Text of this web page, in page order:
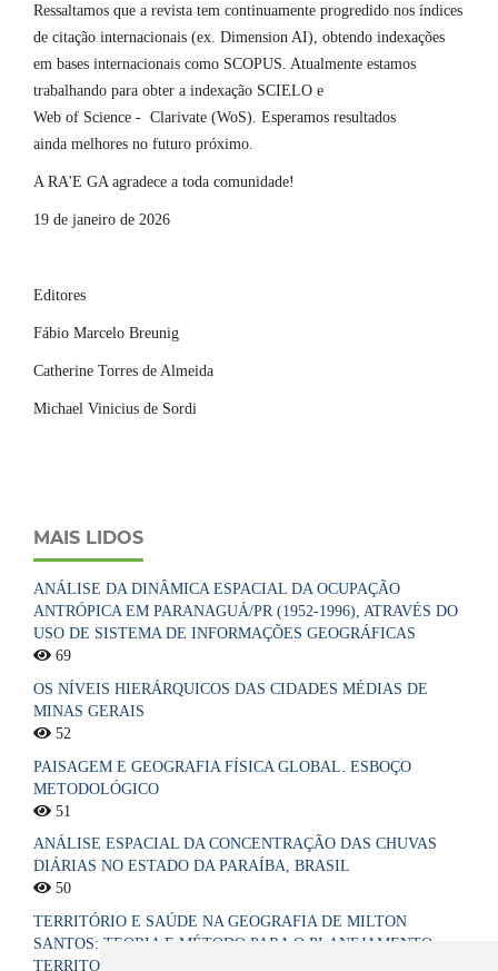
Ressaltamos que a revista tem continuamente progredido nos índices
de citação internacionais (ex. Dimension AI), obtendo indexações
em bases internacionais como SCOPUS. Atualmente estamos
trabalhando para obter a indexação SCIELO e
Web of Science - Clarivate (WoS). Esperamos resultados
ainda melhores no futuro próximo.
A RA'E GA agradece a toda comunidade!
19 de janeiro de 2026
Editores
Fábio Marcelo Breunig
Catherine Torres de Almeida
Michael Vinicius de Sordi
MAIS LIDOS
ANÁLISE DA DINÂMICA ESPACIAL DA OCUPAÇÃO
ANTRÓPICA EM PARANAGUÁ/PR (1952-1996), ATRAVÉS DO
USO DE SISTEMA DE INFORMAÇÕES GEOGRÁFICAS
69
OS NÍVEIS HIERÁRQUICOS DAS CIDADES MÉDIAS DE
MINAS GERAIS
52
PAISAGEM E GEOGRAFIA FÍSICA GLOBAL. ESBOÇO
METODOLÓGICO
51
ANÁLISE ESPACIAL DA CONCENTRAÇÃO DAS CHUVAS
DIÁRIAS NO ESTADO DA PARAÍBA, BRASIL
50
TERRITÓRIO E SAÚDE NA GEOGRAFIA DE MILTON
SANTOS: TEORIA E MÉTODO PARA O PLANEJAMENTO
TERRITORIAL DO SISTEMA ÚNICO DE SAÚDE NO BRASIL